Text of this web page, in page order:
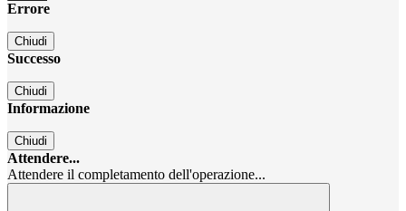
Errore
Chiudi
Successo
Chiudi
Informazione
Chiudi
Attendere...
Attendere il completamento dell'operazione...